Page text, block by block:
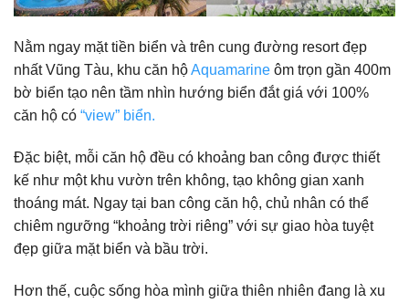
Nằm ngay mặt tiền biển và trên cung đường resort đẹp
nhất Vũng Tàu, khu căn hộAquamarine ôm trọn gần 400m
bờ biển tạo nên tầm nhìn hướng biển đắt giá với 100%
căn hộ có “view” biển.
Đặc biệt, mỗi căn hộ đều có khoảng ban công được thiết
kế như một khu vườn trên không, tạo không gian xanh
thoáng mát. Ngay tại ban công căn hộ, chủ nhân có thể
chiêm ngưỡng “khoảng trời riêng” với sự giao hòa tuyệt
đẹp giữa mặt biển và bầu trời.
Hơn thế, cuộc sống hòa mình giữa thiên nhiên đang là xu